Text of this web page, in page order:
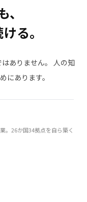
る。
ありません。
人の知
にあります。
。26か国34拠点を自ら築く